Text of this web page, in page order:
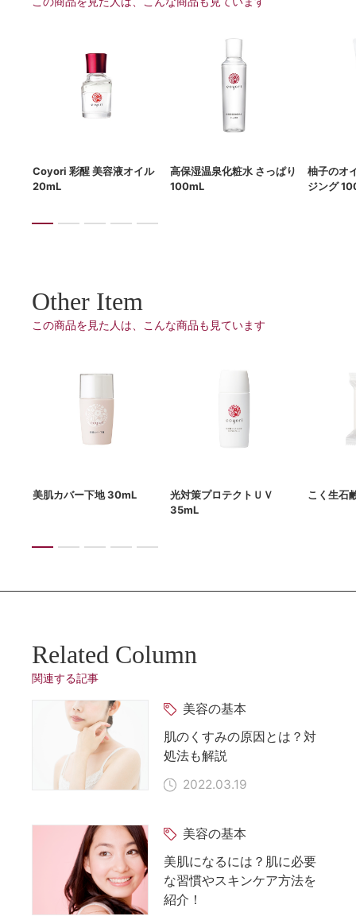
Coyori 彩醒 美容液オイル
20mL
高保湿温泉化粧水 さっぱり
100mL
柚子のオ
ジング
Other Item
この商品を見た人は、こんな商品も見ています
美肌カバー下地 30mL
光対策プロテクトＵＶ
35mL
こく生石
Related Column
関連する記事
美容の基本
肌のくすみの原因とは？対
処法も解説
2022.03.19
美容の基本
美肌になるには？肌に必要
な習慣やスキンケア方法を
紹介！